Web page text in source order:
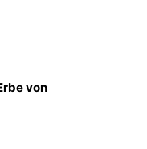
von